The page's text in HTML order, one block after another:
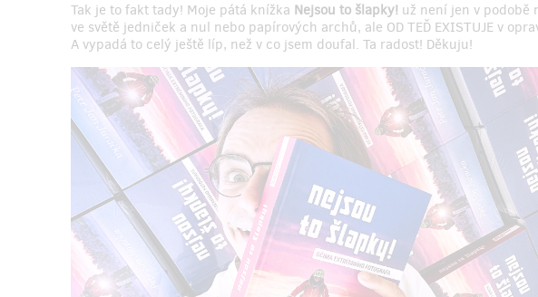
Tak je to fakt tady! Moje pátá knížka Nejsou to šlapky! už není jen v podobě
ve světě jedniček a nul nebo papírových archů, ale OD TEĎ EXISTUJE v
A vypadá to celý ještě líp, než v co jsem doufal. Ta radost! Děkuju!